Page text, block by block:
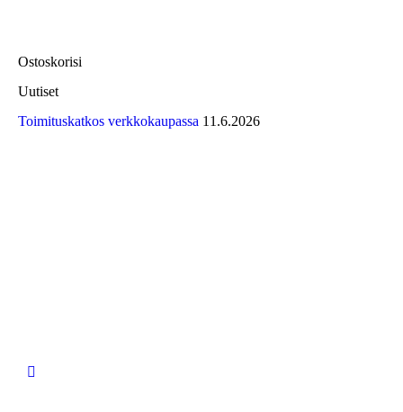
tuotteen
Ostoskorisi
Uutiset
Toimituskatkos verkkokaupassa 11.6.2026